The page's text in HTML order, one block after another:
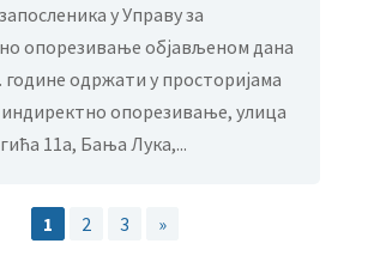
у Управу за
опорезивање објављеном дана
године одржати у просторијама
индиректно опорезивање, улица
11а, Бања Лука,...
1 2 3 »